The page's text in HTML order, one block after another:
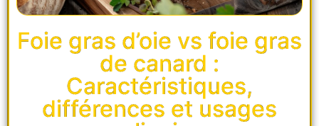
Foie gras d’oie vs foie gras
de canard :
Caractéristiques,
différences et usages